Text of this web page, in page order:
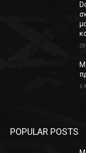
6
POPULAR POSTS